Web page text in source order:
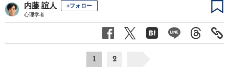
内藤 誼人 +フォロー
心理学者
1 2